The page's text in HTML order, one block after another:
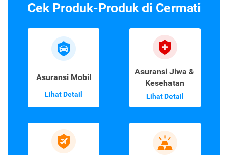
Cek Produk-Produk di Cermati
Asuransi Mobil
Lihat Detail
Asuransi Jiwa &
Kesehatan
Lihat Detail